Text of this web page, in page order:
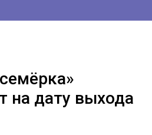
на дату выхода